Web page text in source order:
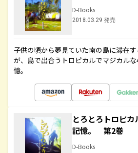
D-Books
2018.03.29 発売
子供の頃から夢見ていた南の島に滞在
が、島で出合うトロピカルでマジカル
憶。
とろとろトロピ
記憶。 第2巻
D-Books